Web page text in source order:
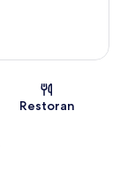
Restoran